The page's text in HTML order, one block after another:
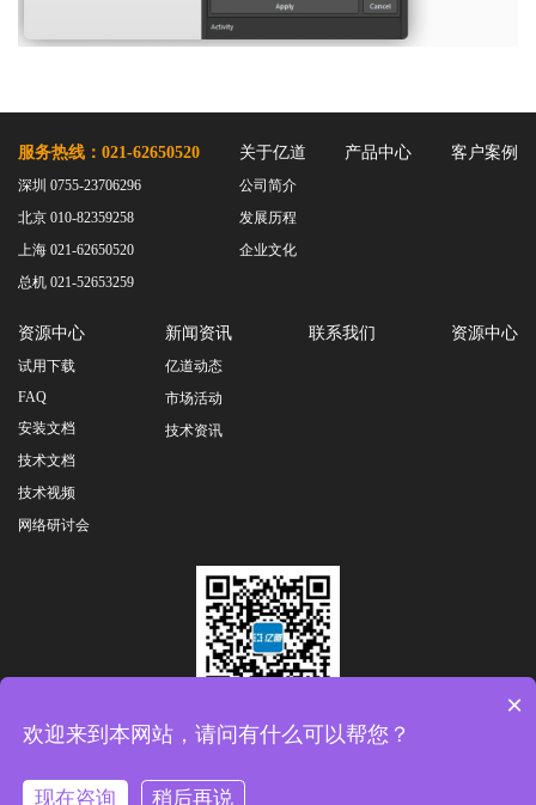
服务热线：021-62650520
深圳 0755-23706296
北京 010-82359258
上海 021-62650520
总机 021-52653259
关于亿道
公司简介
发展历程
企业文化
产品中心 客户案例
资源中心
试用下载
FAQ
安装文档
技术文档
技术视频
网络研讨会
新闻资讯
亿道动态
市场活动
技术资讯
联系我们 资源中心
扫一扫关注公众号
Copyright © 2026 All Rights Reserved.亿道电子技术有限公司 版权所有
×
欢迎来到本网站，请问有什么可以帮您？
现在咨询 稍后再说